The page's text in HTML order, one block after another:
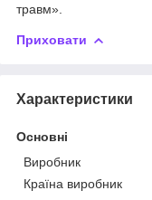
травм».
Приховати
Характеристики
Основні
Виробник
Країна виробник